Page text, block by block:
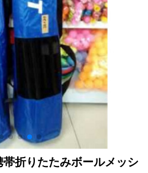
折りたたみボールメッシ